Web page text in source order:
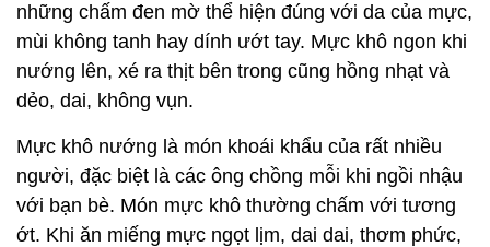
những chấm đen mờ thể hiện đúng với da của mực,
mùi không tanh hay dính ướt tay. Mực khô ngon khi
nướng lên, xé ra thịt bên trong cũng hồng nhạt và
dẻo, dai, không vụn.
Mực khô nướng là món khoái khẩu của rất nhiều
người, đặc biệt là các ông chồng mỗi khi ngồi nhậu
với bạn bè. Món mực khô thường chấm với tương
ớt. Khi ăn miếng mực ngọt lịm, dai dai, thơm phức,